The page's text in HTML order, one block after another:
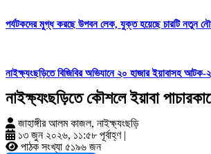
পর্যটকদের মুগ্ধ করছে উপবন লেক, যুক্ত হয়েছে চারটি নতুন
নাইক্ষ্যংছড়িতে বিজিবির অভিযানে ২০ হাজার ইয়াবাসহ আটক-২
নাইক্ষ্যংছড়িতে কৌশলে ইয়াবা
জাহাঙ্গীর আলম কাজল, নাইক্ষ্যংছড়ি
১৩ জুন ২০২৬, ১১:৫৮ পূর্বাহ্ণ |
পাঠক সংখ্যা ৫১৯৬ জন